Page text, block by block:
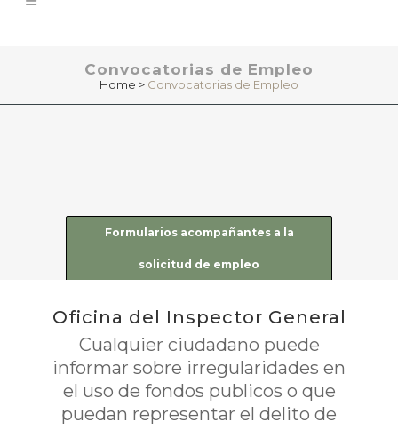
Convocatorias de Empleo
Home > Convocatorias de Empleo
Formularios acompañantes a la
solicitud de empleo
Oficina del Inspector General
Cualquier ciudadano puede
informar sobre irregularidades en
el uso de fondos publicos o que
puedan representar el delito de